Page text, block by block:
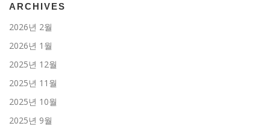
ARCHIVES
2026년 2월
2026년 1월
2025년 12월
2025년 11월
2025년 10월
2025년 9월